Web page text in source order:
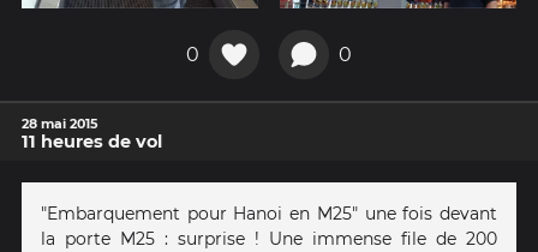
0 0
28 mai 2015
11 heures de vol
"Embarquement pour Hanoi en M25" une fois devant
la porte M25 : surprise ! Une immense file de 200